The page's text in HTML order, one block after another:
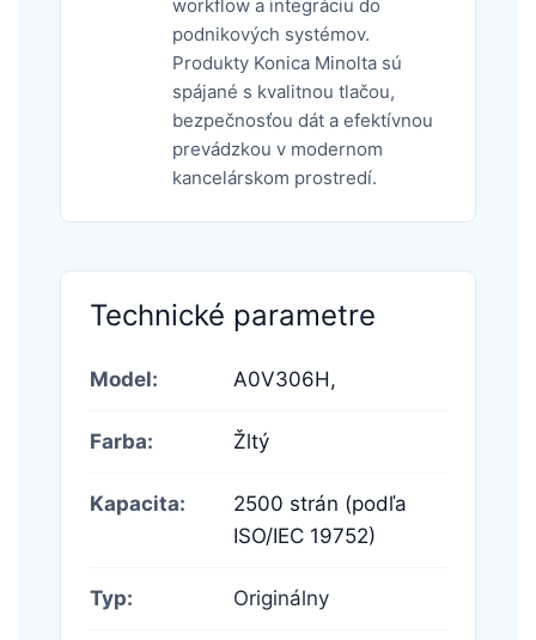
workflow a integráciu do
podnikových systémov.
Produkty Konica Minolta sú
spájané s kvalitnou tlačou,
bezpečnosťou dát a efektívnou
prevádzkou v modernom
kancelárskom prostredí.
Technické parametre
Model: A0V306H,
Farba: Žltý
Kapacita:
2500 strán (podľa
ISO/IEC 19752)
Typ: Originálny